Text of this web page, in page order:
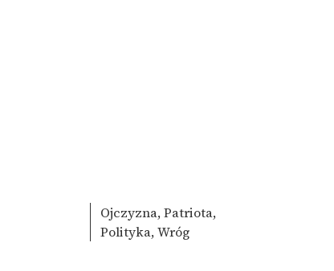
Ojczyzna, Patriota,
Polityka, Wróg